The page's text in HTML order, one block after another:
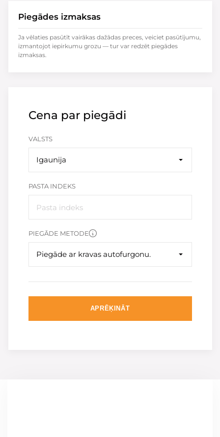
Cena par piegādi
VALSTS
Igaunija
PASTA INDEKS
PIEGĀDE METODE
Piegāde ar kravas autofurgonu.
APRĒĶINĀT
Piegādes izmaksas
Ja vēlaties pasūtīt vairākas dažādas preces, veiciet pasūtījumu,
izmantojot iepirkumu grozu — tur var redzēt piegādes
izmaksas.